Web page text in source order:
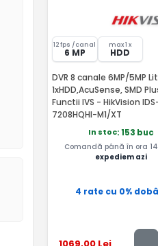
12 fps /canal
6 MP
max 1 x
HDD
DVR 8 canale 6MP/5MP
1xHDD,AcuSense, SMD
Functii IVS - HikVision
7208HQHI-M1/XT
In stoc: 153 buc
Comandă până în ora
expediem azi
4 rate cu 0%
1069,00 Lei